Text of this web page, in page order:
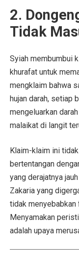
2.
Tidak
Syiah membumbui
khurafat untuk
mengklaim bahwa
hujan darah, setiap
mengeluarkan
malaikat di langit
Klaim-klaim ini
bertentangan
yang derajatnya
Zakaria yang
tidak menyebabkan
Menyamakan
adalah upaya